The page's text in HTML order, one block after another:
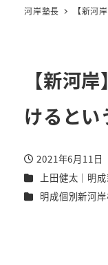
河岸塾長
【新河
【新河
けるとい
投稿日
2021年6月11日
カテゴリー
上田健太｜明
カテゴリー
明成個別新河